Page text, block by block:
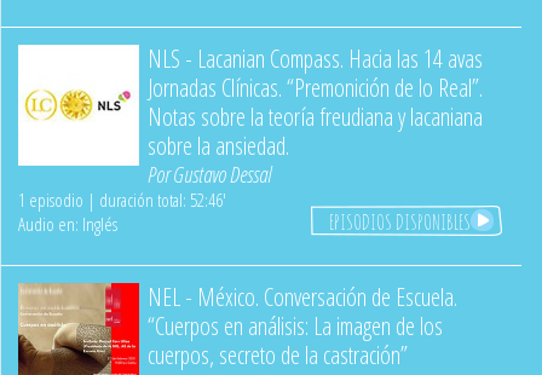
NLS - Lacanian Compass. Hacia las 14 avas
Jornadas Clínicas. “Premonición de lo Real”.
Notas sobre la teoría freudiana y lacaniana
sobre la ansiedad.
PorGustavo Dessal
1 episodio | duración total: 52:46'
Audio en: Inglés
EPISODIOS DISPONIBLES
NEL - México. Conversación de Escuela.
“Cuerpos en análisis: La imagen de los
cuerpos, secreto de la castración”